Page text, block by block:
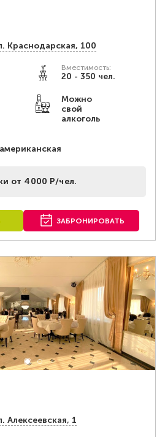
Краснодарская, 100
Вместимость:
20 - 350 чел.
Можно
свой
алкоголь
от 4000 Р/чел.
ЗАБРОНИРОВАТЬ
Алексеевская, 1